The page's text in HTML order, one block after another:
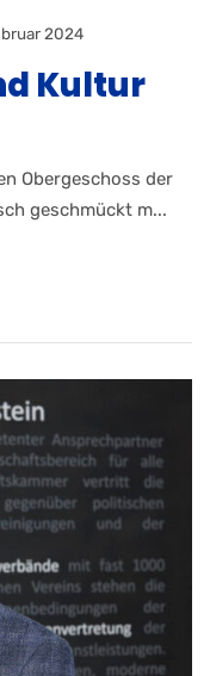
2024
Kultur
Obergeschoss der
geschmückt m...